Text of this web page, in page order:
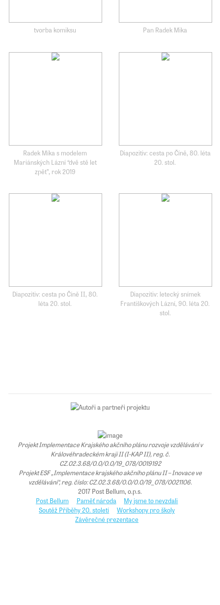
tvorba komiksu Pan Radek Mika
Radek Míka s modelem
Mariánských Lázní “dvě stě let
zpět”, rok 2019
Diapozitiv: cesta po Číně, 80. léta
20. stol.
Diapozitiv: cesta po Číně II, 80.
léta 20. stol.
Diapozitiv: letecký snímek
Františkových Lázní, 90. léta 20.
stol.
Projekt Implementace Krajského akčního plánu rozvoje vzdělávání v
Královéhradeckém kraji II (I-KAP II), reg. č.
CZ.02.3.68/0.0/0.0/19_078/0019192
Projekt ESF „Implementace krajského akčního plánu II – Inovace ve
vzdělávání“, reg. číslo: CZ.02.3.68/0.0/0.0/19_078/0021106.
2017 Post Bellum, o.p.s.
Post Bellum
Paměť národa
My jsme to nevzdali
Soutěž Příběhy 20. století
Workshopy pro školy
Závěrečné prezentace